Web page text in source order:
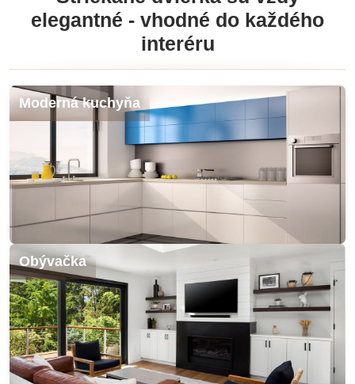
elegantné - vhodné do každého
interéru
Moderná kuchyňa
Obývačka